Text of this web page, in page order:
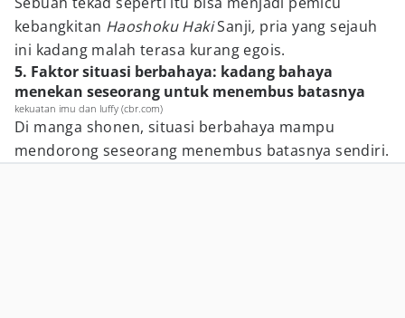
kebangkitan Haoshoku HakiSanji, pria yang sejauh
ini kadang malah terasa kurang egois.
5. Faktor situasi berbahaya: kadang bahaya
menekan seseorang untuk menembus batasnya
kekuatan imu dan luffy (cbr.com)
Di manga shonen, situasi berbahaya mampu
mendorong seseorang menembus batasnya sendiri.